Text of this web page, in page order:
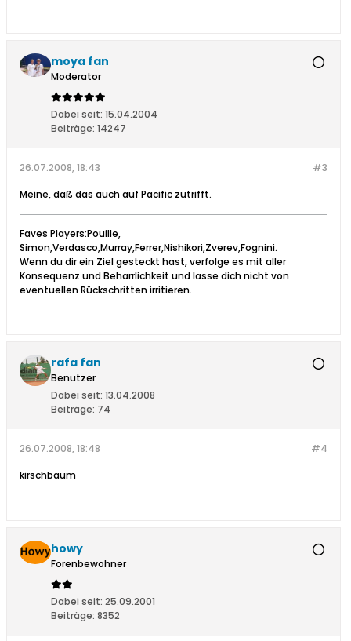
moya fan
Moderator
Dabei seit: 15.04.2004
Beiträge: 14247
#3
26.07.2008, 18:43
Meine, daß das auch auf Pacific zutrifft.
Faves Players:Pouille,
Simon,Verdasco,Murray,Ferrer,Nishikori,Zverev,Fognini.
Wenn du dir ein Ziel gesteckt hast, verfolge es mit aller
Konsequenz und Beharrlichkeit und lasse dich nicht von
eventuellen Rückschritten irritieren.
rafa fan
Benutzer
Dabei seit: 13.04.2008
Beiträge: 74
#4
26.07.2008, 18:48
kirschbaum
howy
Forenbewohner
Dabei seit: 25.09.2001
Beiträge: 8352